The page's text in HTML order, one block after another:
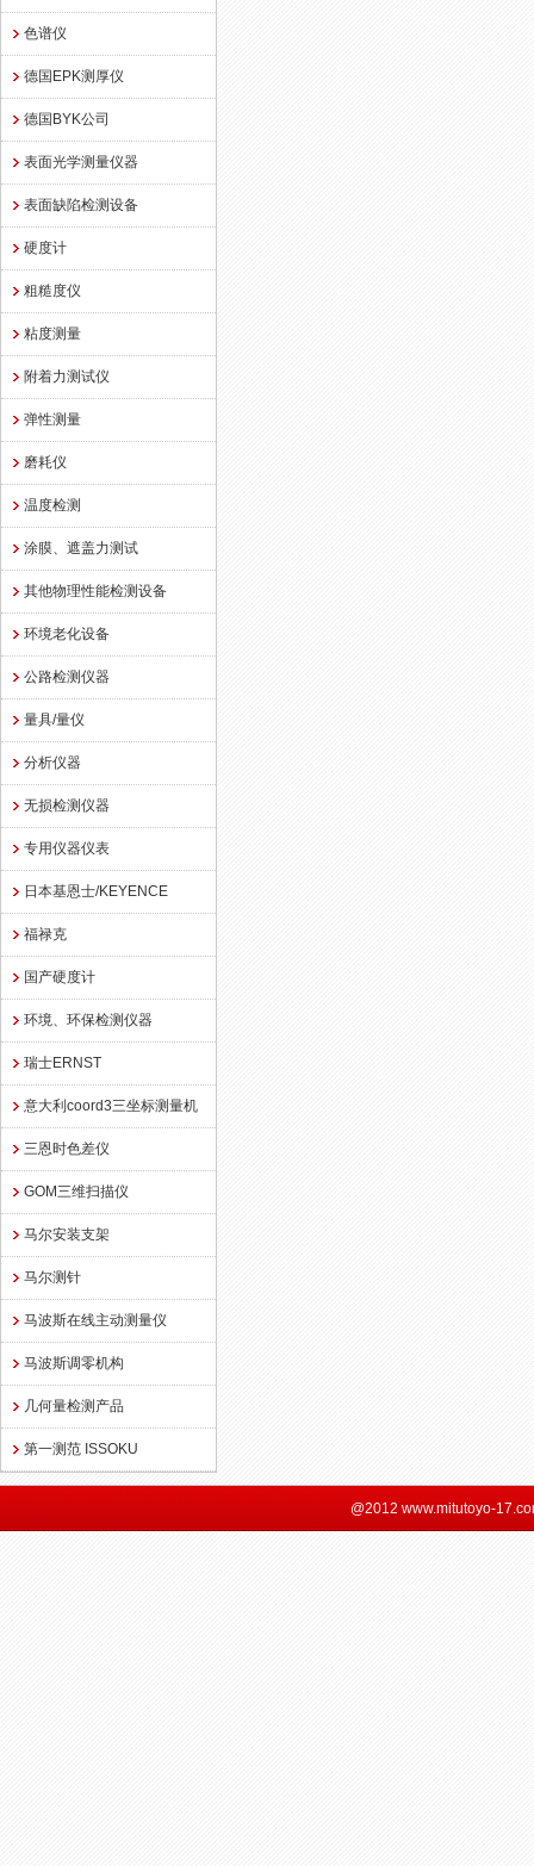
色谱仪
德国EPK测厚仪
德国BYK公司
表面光学测量仪器
表面缺陷检测设备
硬度计
粗糙度仪
粘度测量
附着力测试仪
弹性测量
磨耗仪
温度检测
涂膜、遮盖力测试
其他物理性能检测设备
环境老化设备
公路检测仪器
量具/量仪
分析仪器
无损检测仪器
专用仪器仪表
日本基恩士/KEYENCE
福禄克
国产硬度计
环境、环保检测仪器
瑞士ERNST
意大利coord3三坐标测量机
三恩时色差仪
GOM三维扫描仪
马尔安装支架
马尔测针
马波斯在线主动测量仪
马波斯调零机构
几何量检测产品
第一测范 ISSOKU
@2012 www.mitutoyo-